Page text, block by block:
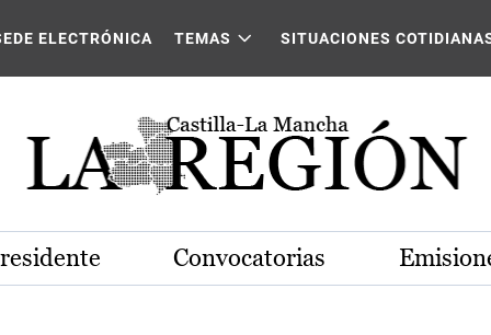
La Mancha
ELECTRÓNICA TEMAS SITUACIONES
Convocatorias